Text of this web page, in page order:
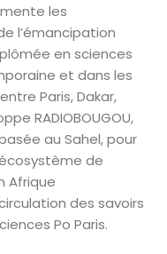
les
l’émancipation
en sciences
et dans les
Paris, Dakar,
RADIOBOUGOU,
au Sahel, pour
de
Afrique
des savoirs
Po Paris.